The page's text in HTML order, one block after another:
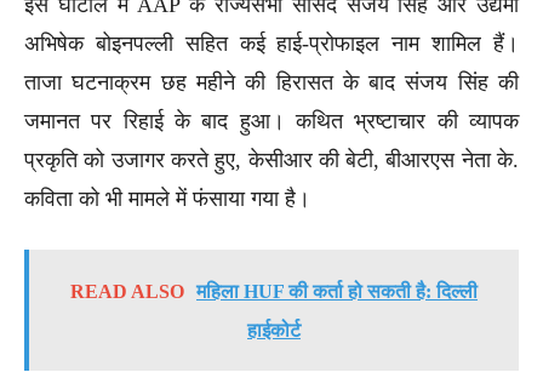
अभिषेक बोइनपल्ली सहित कई हाई-प्रोफाइल नाम शामिल हैं।
ताजा घटनाक्रम छह महीने की हिरासत के बाद संजय सिंह की
जमानत पर रिहाई के बाद हुआ। कथित भ्रष्टाचार की व्यापक
प्रकृति को उजागर करते हुए, केसीआर की बेटी, बीआरएस नेता के.
कविता को भी मामले में फंसाया गया है।
READ ALSO महिला HUF की कर्ता हो सकती है: दिल्ली
हाईकोर्ट